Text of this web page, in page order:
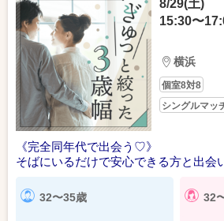
8/29(土)
15:30〜
横浜
個室8対8
シングルマッ
《完全同年代で出会う♡》
そばにいるだけで安心できる方と出会
32〜35歳 32